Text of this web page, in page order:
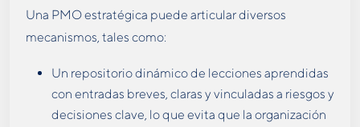
Una PMO estratégica puede articular diversos
mecanismos, tales como:
Un repositorio dinámico de lecciones aprendidas
con entradas breves, claras y vinculadas a riesgos y
decisiones clave, lo que evita que la organización